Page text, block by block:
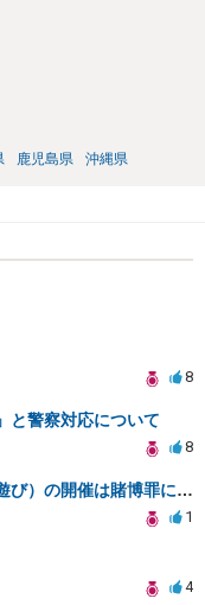
鹿児島県 沖縄県
8
と警察対応について
8
未成年の賞金付きゲーム大会（昔遊び）の開催は賭博罪になりますか？
1
4